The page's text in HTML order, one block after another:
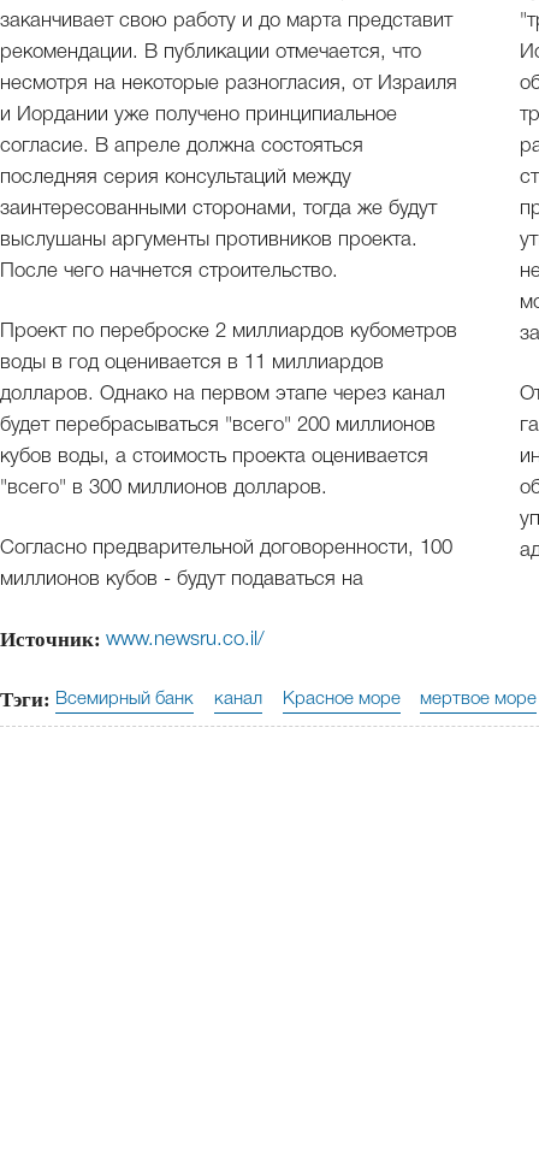
заканчивает свою работу и до марта представит
рекомендации. В публикации отмечается, что
несмотря на некоторые разногласия, от Израиля
и Иордании уже получено принципиальное
согласие. В апреле должна состояться
последняя серия консультаций между
заинтересованными сторонами, тогда же будут
выслушаны аргументы противников проекта.
После чего начнется строительство.
Проект по переброске 2 миллиардов кубометров
воды в год оценивается в 11 миллиардов
долларов. Однако на первом этапе через канал
будет перебрасываться "всего" 200 миллионов
кубов воды, а стоимость проекта оценивается
"всего" в 300 миллионов долларов.
Согласно предварительной договоренности, 100
миллионов кубов - будут подаваться на
Источник: www.newsru.co.il/
Тэги: Всемирный банк канал Красное море мертвое море